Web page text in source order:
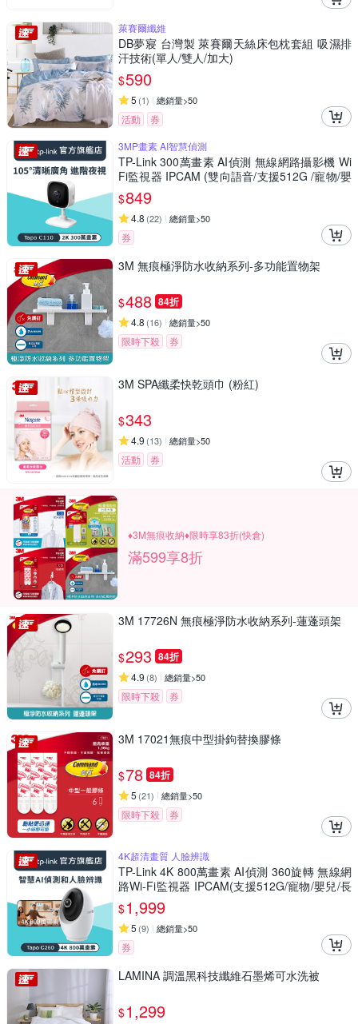
萊賽爾纖維
DB夢寢 台灣製 萊賽爾天絲床包枕套組 吸濕排
汗技術(單人/雙人/加大)
$590
5 (1) 總銷量>50
活動
券
3MP畫素 AI智慧偵測
TP-Link 300萬畫素 AI偵測 無線網路攝影機 Wi
Fi監視器 IPCAM (雙向語音/支援512G /寵物/嬰
兒/長輩/Tapo C110
$849
4.8 (22) 總銷量>50
券
3M 無痕極淨防水收納系列-多功能置物架
$488 84折
4.8 (16) 總銷量>50
限時下殺 券
3M SPA纖柔快乾頭巾 (粉紅)
$343
4.9 (13) 總銷量>50
活動 券
♦3M無痕收納♦限時享83折(快倉)
滿599享8折
3M 17726N 無痕極淨防水收納系列-蓮蓬頭架
$293 84折
4.9 (8) 總銷量>50
限時下殺 券
3M 17021無痕中型掛鉤替換膠條
$78 84折
5 (21) 總銷量>50
限時下殺 券
4K超清畫質 人臉辨識
TP-Link 4K 800萬畫素 AI偵測 360旋轉 無線網
路Wi-Fi監視器 IPCAM(支援512G/寵物/嬰兒/長
輩/Tapo C260)
$1,999
5 (9) 總銷量>50
券
LAMINA 調溫黑科技纖維石墨烯可水洗被
$1,299